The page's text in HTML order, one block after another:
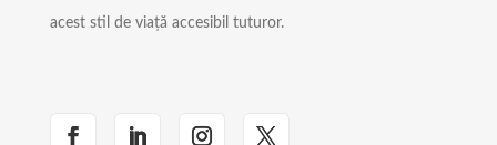
acest stil de viață accesibil tuturor.